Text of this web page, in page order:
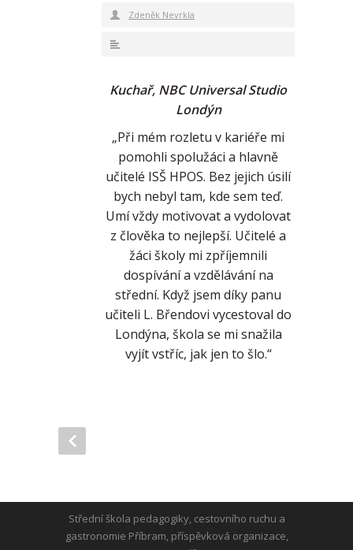
Zdeněk Nevrkla
Kuchař, NBC Universal Studio
Londýn
„Při mém rozletu v kariéře mi
pomohli spolužáci a hlavně
učitelé ISŠ HPOS. Bez jejich úsilí
bych nebyl tam, kde sem teď.
Umí vždy motivovat a vydolovat
z člověka to nejlepší. Učitelé a
žáci školy mi zpříjemnili
dospívání a vzdělávání na
střední. Když jsem díky panu
učiteli L. Břendovi vycestoval do
Londýna, škola se mi snažila
vyjít vstříc, jak jen to šlo.“
Střední škola pedagogiky, cestovního ruchu a
gastronomie Příbram, příspěvková organizace,